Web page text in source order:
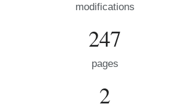
modifications
247
pages
2